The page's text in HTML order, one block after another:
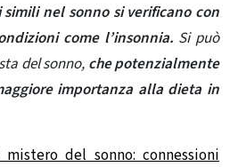
nel sonno si verificano con
come l’insonnia. Si può
del sonno, che potenzialmente
importanza alla dieta in
del sonno: connessioni